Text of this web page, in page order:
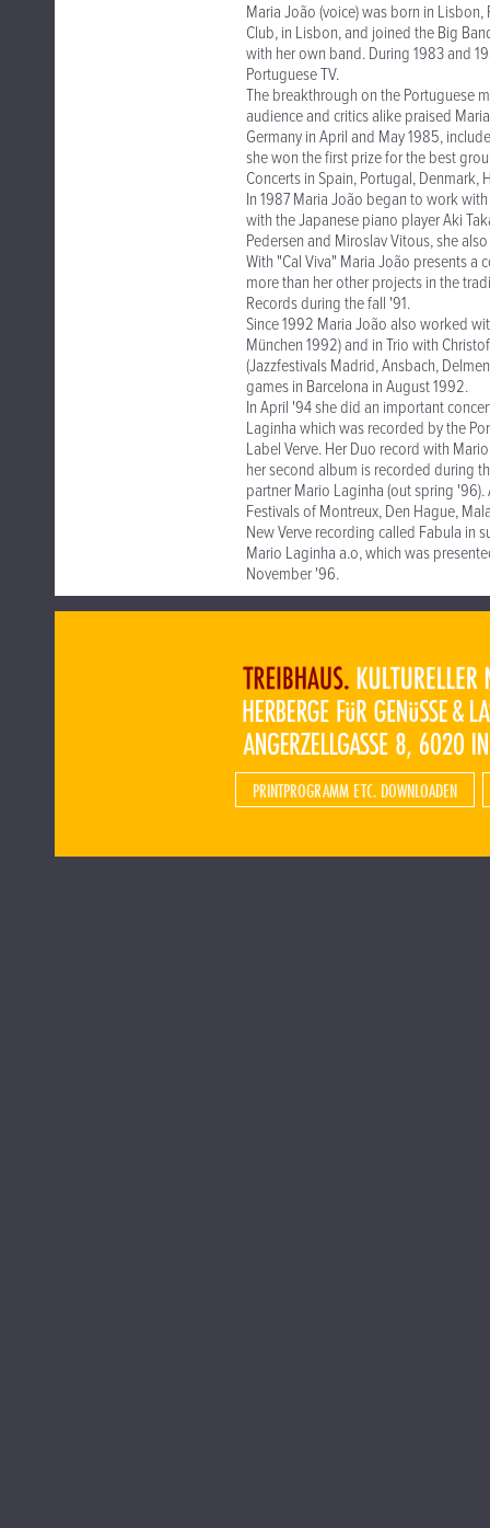
Maria João (voice) was born in
Club, in Lisbon, and joined the Big
with her own band. During 1983 and
Portuguese TV.
The breakthrough on the Portuguese
audience and critics alike praised
Germany in April and May 1985,
she won the first prize for the best
Concerts in Spain, Portugal,
In 1987 Maria João began to work
with the Japanese piano player Aki
Pedersen and Miroslav Vitous, she
With "Cal Viva" Maria João presents
more than her other projects in the
Records during the fall '91.
Since 1992 Maria João also worked
München 1992) and in Trio with
(Jazzfestivals Madrid, Ansbach,
games in Barcelona in August 1992.
In April '94 she did an important
Laginha which was recorded by the
Label Verve. Her Duo record with
her second album is recorded during
partner Mario Laginha (out spring
Festivals of Montreux, Den Hague,
New Verve recording called Fabula in
Mario Laginha a.o, which was
November '96.
PRINTPROGRAMM ETC. DOWNLOADEN